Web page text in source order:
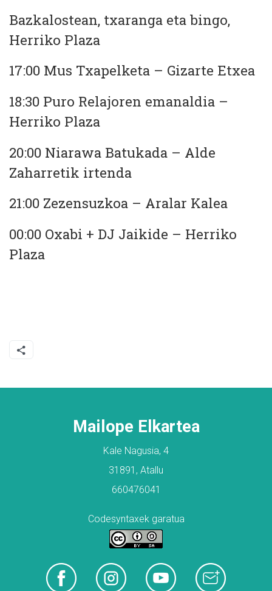
Bazkalostean, txaranga eta bingo,
Herriko Plaza
17:00 Mus Txapelketa – Gizarte Etxea
18:30 Puro Relajoren emanaldia –
Herriko Plaza
20:00 Niarawa Batukada – Alde
Zaharretik irtenda
21:00 Zezensuzkoa – Aralar Kalea
00:00 Oxabi + DJ Jaikide – Herriko
Plaza
Mailope Elkartea
Kale Nagusia, 4
31891, Atallu
660476041
Codesyntaxek garatua